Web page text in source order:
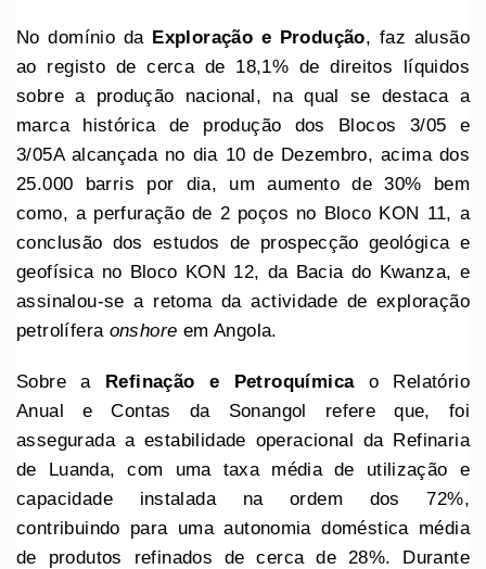
No domínio da Exploração e Produção, faz alusão
ao registo de cerca de 18,1% de direitos líquidos
sobre a produção nacional, na qual se destaca a
marca histórica de produção dos Blocos 3/05 e
3/05A alcançada no dia 10 de Dezembro, acima dos
25.000 barris por dia, um aumento de 30% bem
como, a perfuração de 2 poços no Bloco KON 11, a
conclusão dos estudos de prospecção geológica e
geofísica no Bloco KON 12, da Bacia do Kwanza, e
assinalou-se a retoma da actividade de exploração
petrolífera onshore em Angola.
Sobre a Refinação e Petroquímicao Relatório
Anual e Contas da Sonangol refere que, foi
assegurada a estabilidade operacional da Refinaria
de Luanda, com uma taxa média de utilização e
capacidade instalada na ordem dos 72%,
contribuindo para uma autonomia doméstica média
de produtos refinados de cerca de 28%. Durante